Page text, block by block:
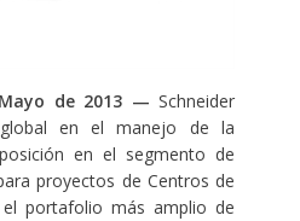
de 2013 — Schneider
global en el manejo de la
en el segmento de
proyectos de Centros de
portafolio más amplio de